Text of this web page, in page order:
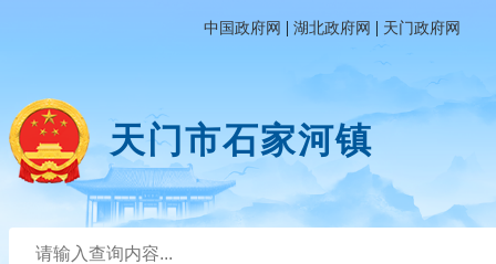
中国政府网 | 湖北政府网 | 天门政府网
天门市石家河镇